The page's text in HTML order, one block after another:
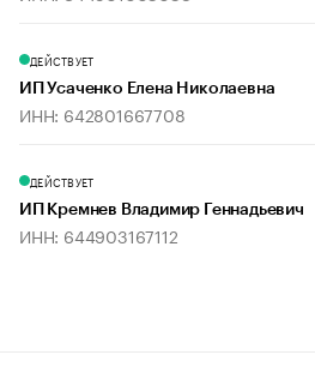
ДЕЙСТВУЕТ
ИП Усаченко Елена Николаевна
ИНН: 642801667708
ДЕЙСТВУЕТ
ИП Кремнев Владимир Геннадьевич
ИНН: 644903167112